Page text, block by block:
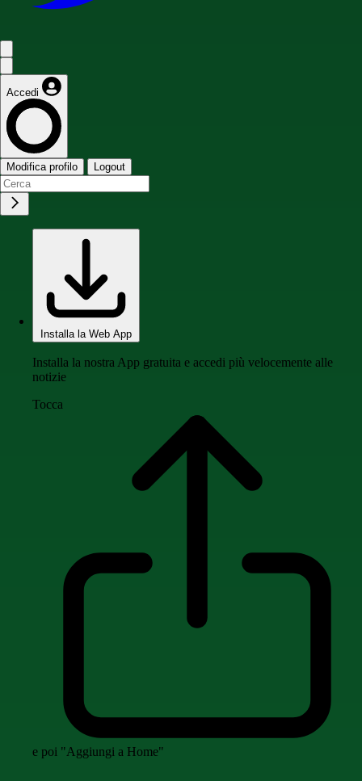
Accedi
Modifica profilo Logout
Installa la Web App
Installa la nostra App gratuita e accedi più velocemente alle
notizie
Tocca
e poi "Aggiungi a Home"